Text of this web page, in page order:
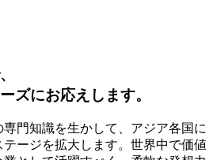
ズにお応えします。
門知識を生かして、アジア各国に
ージを拡大します。世界中で価値